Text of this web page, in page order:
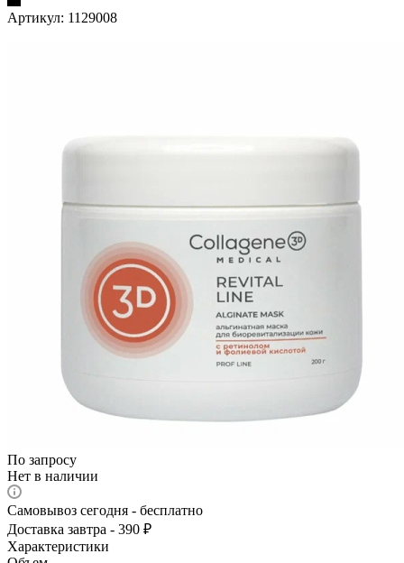
Артикул: 1129008
По запросу
Нет в наличии
Самовывоз сегодня - бесплатно
Доставка завтра - 390 ₽
Характеристики